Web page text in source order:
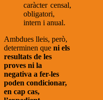
caràcter censal,
obligatori,
intern i anual.
Ambdues lleis, però,
determinen que ni els
resultats de les
proves ni la
negativa a fer-les
poden condicionar,
en cap cas,